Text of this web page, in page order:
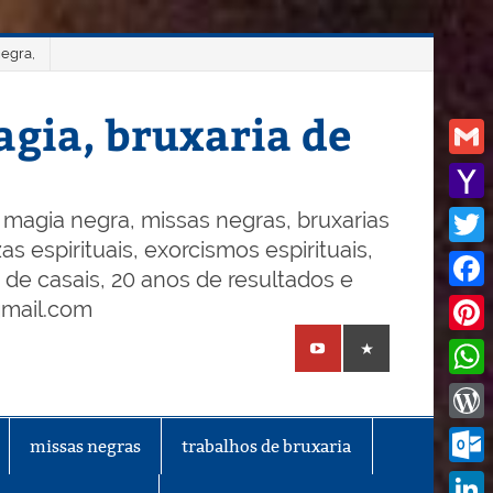
bruxaria de
negra, missas negras, bruxarias
espirituais, exorcismos espirituais,
casais, 20 anos de resultados e
missas negras trabalhos de bruxaria
Gmail
Mail